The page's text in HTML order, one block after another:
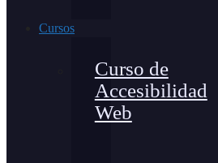
Cursos
Curso de
Accesibilidad
Web